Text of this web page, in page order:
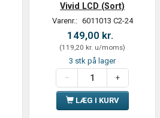
Vivid LCD (Sort)
Varenr.: 6011013 C2-24
149,00 kr.
(119,20 kr. u/moms)
3 stk på lager
LÆG I KURV